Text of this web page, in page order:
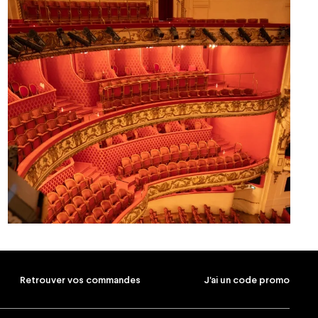
Retrouver vos commandes J'ai un code promo